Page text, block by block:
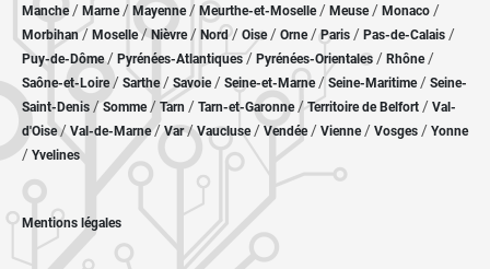
Manche/ Marne/ Mayenne/ Meurthe-et-Moselle/ Meuse/ Monaco /
Morbihan/ Moselle/ Nièvre / Nord/ Oise / Orne/Paris / Pas-de-Calais /
Puy-de-Dôme/ Pyrénées-Atlantiques / Pyrénées-Orientales / Rhône/
Saône-et-Loire/ Sarthe/ Savoie/ Seine-et-Marne/ Seine-Maritime/ Seine-
Saint-Denis /Somme/ Tarn / Tarn-et-Garonne/Territoire de Belfort / Val-
d'Oise/ Val-de-Marne/Var/Vaucluse/ Vendée/ Vienne/ Vosges / Yonne
/ Yvelines
Mentions légales